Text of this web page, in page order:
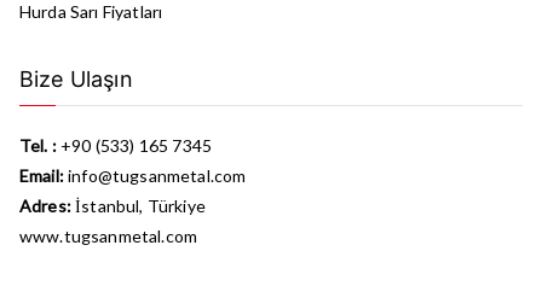
Hurda Sarı Fiyatları
Bize Ulaşın
Tel. :+90 (533) 165 7345
Email:info@tugsanmetal.com
Adres:İstanbul, Türkiye
www.tugsanmetal.com